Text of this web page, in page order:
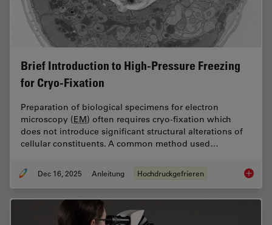
Brief Introduction to High-Pressure Freezing
for Cryo-Fixation
Preparation of biological specimens for electron
microscopy (EM) often requires cryo-fixation which
does not introduce significant structural alterations of
cellular constituents. A common method used…
Dec 16, 2025 Anleitung Hochdruckgefrieren Brief